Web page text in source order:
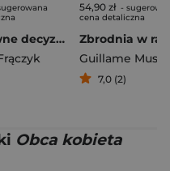
Ryzykowne decyzje. Kobiety z odzysku. Tom 3 wyd. 2026
54,90 zł -
cena detaliczna
Zbrodnia w
Guillame Musso
7,0 (2)
Obca kobieta